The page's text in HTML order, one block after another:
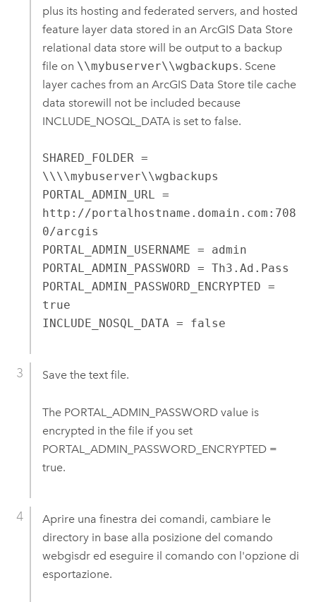
plus its hosting and federated servers, and hosted
feature layer data stored in an ArcGIS Data Store
relational data store will be output to a backup
file on \\mybuserver\\wgbackups. Scene
layer caches from an ArcGIS Data Storetile cache
data storewill not be included because
INCLUDE_NOSQL_DATA is set to false.
SHARED_FOLDER =
\\\\mybuserver\\wgbackups
PORTAL_ADMIN_URL =
http://portalhostname.domain.com:708
0/arcgis
PORTAL_ADMIN_USERNAME = admin
PORTAL_ADMIN_PASSWORD = Th3.Ad.Pass
PORTAL_ADMIN_PASSWORD_ENCRYPTED =
true
INCLUDE_NOSQL_DATA = false
Save the text file.
The PORTAL_ADMIN_PASSWORD value is
encrypted in the file if you set
PORTAL_ADMIN_PASSWORD_ENCRYPTED =
true.
Aprire una finestra dei comandi, cambiare le
directory in base alla posizione del comando
webgisdr ed eseguire il comando con l'opzione di
esportazione.